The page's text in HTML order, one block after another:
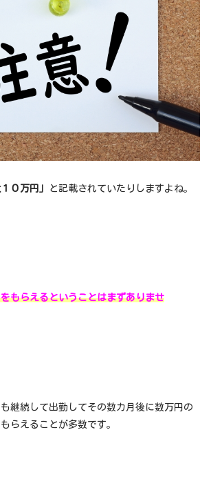
０万円」 と記載されていたりしますよね。
もらえるということはまずありませ
継続して出勤してその数カ月後に数万円の
らえることが多数です。